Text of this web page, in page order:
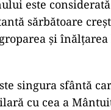
este
sărbătoare
și
singura sfântă
cu cea a